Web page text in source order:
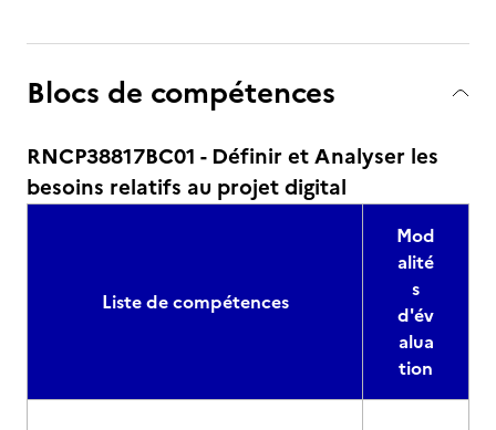
Blocs de compétences
RNCP38817BC01 - Définir et Analyser les
besoins relatifs au projet digital
Liste de compétences
Mod
alité
s
d'év
alua
tion